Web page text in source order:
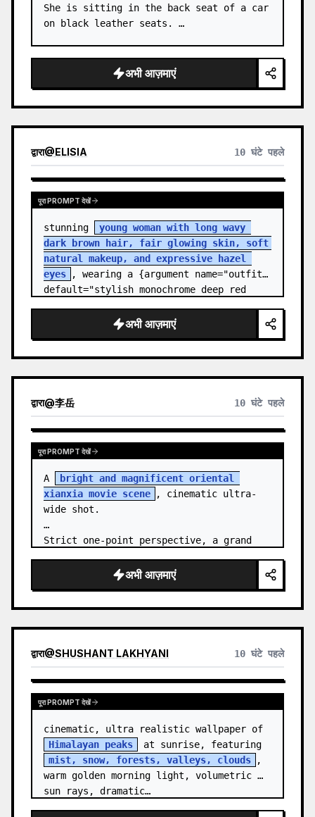
She is sitting in the back seat of a car
on black leather seats. …
अभी आज़माएं
द्वारा@ELISIA 10 घंटे पहले
पूरा PROMPT देखें
stunning
young woman with long wavy
dark brown hair, fair glowing skin, soft
natural makeup, and expressive hazel
eyes
, wearing a {argument name="outfit"
default="stylish monochrome deep red
अभी आज़माएं
द्वारा@李岳 10 घंटे पहले
पूरा PROMPT देखें
A
bright and magnificent oriental
xianxia movie scene
, cinematic ultra-
wide shot.
Strict one-point perspective, a grand
golden jade, passing through the sea of
clouds from the bottom…
अभी आज़माएं
द्वारा@SHUSHANT LAKHYANI 10 घंटे पहले
पूरा PROMPT देखें
Himalayan peaks
mist, snow, forests, valleys, clouds
,
warm golden morning light, volumetric
sun rays, dramatic…